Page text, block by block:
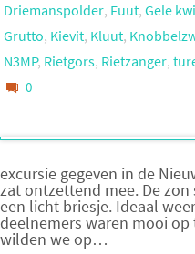
Driemanspolder, Fuut, Gele
Grutto, Kievit, Kluut,
N3MP, Rietgors, Rietzanger,
0
excursie gegeven in de
zat ontzettend mee. De
een licht briesje. Ideaal
deelnemers waren mooi
wilden we op…